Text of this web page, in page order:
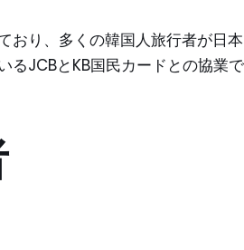
おり、多くの韓国人旅行者が日
JCBとKB国民カードとの協業